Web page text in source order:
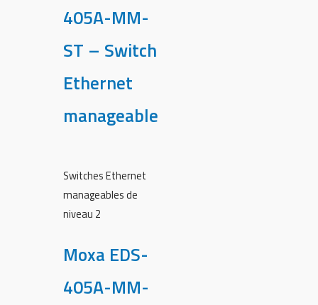
405A-MM-
ST – Switch
Ethernet
manageable
Switches Ethernet
manageables de
niveau 2
Moxa EDS-
405A-MM-